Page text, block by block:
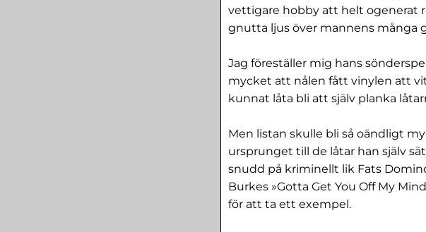
vettigare hobby att helt ogenerat
gnutta ljus över mannens många
Jag föreställer mig hans
mycket att nålen fått vinylen att
kunnat låta bli att själv planka
Men listan skulle bli så oändligt
ursprunget till de låtar han själv
snudd på kriminellt lik Fats
Burkes »Gotta Get You Off My
för att ta ett exempel.